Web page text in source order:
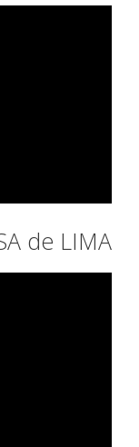
de LIMA